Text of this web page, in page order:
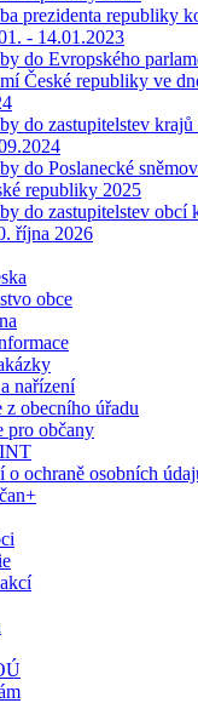
prezidenta republiky
- 14.01.2023
do Evropského
České republiky ve
do zastupitelstev
do Poslanecké
republiky 2025
do zastupitelstev obcí
října 2026
obce
nařízení
z obecního úřadu
pro občany
o ochraně osobních